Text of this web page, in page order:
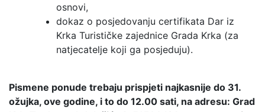
osnovi,
dokaz o posjedovanju certifikata Dar iz
Krka Turističke zajednice Grada Krka (za
natjecatelje koji ga posjeduju).
Pismene ponude trebaju prispjeti najkasnije do 31.
ožujka, ove godine, i to do 12.00 sati, na adresu: Grad